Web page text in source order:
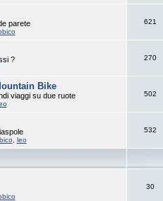
parete 621
? 270
Bike
viaggi su due ruote 502
leo
532
30